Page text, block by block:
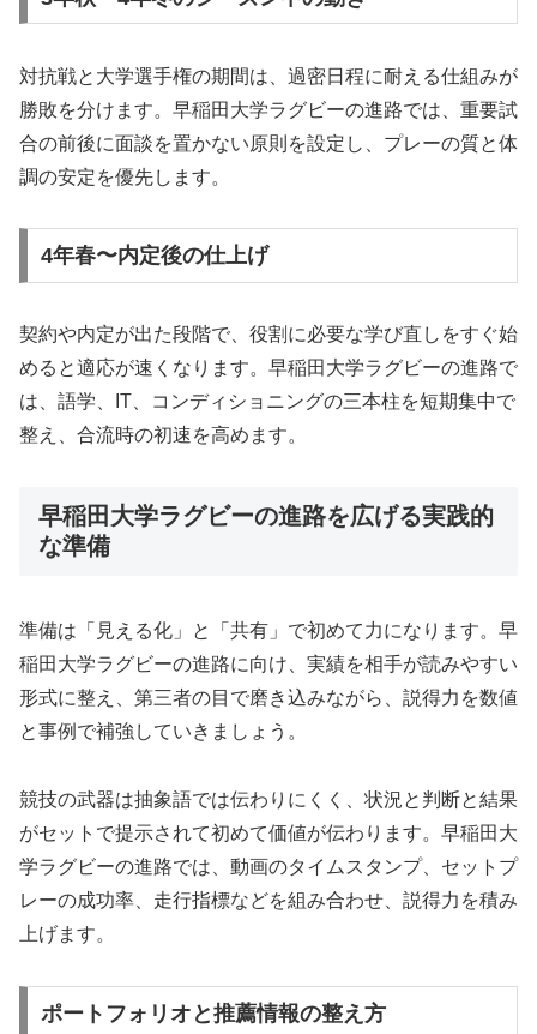
対抗戦と大学選手権の期間は、過密日程に耐える仕組みが
勝敗を分けます。早稲田大学ラグビーの進路では、重要試
合の前後に面談を置かない原則を設定し、プレーの質と体
調の安定を優先します。
4年春〜内定後の仕上げ
契約や内定が出た段階で、役割に必要な学び直しをすぐ始
めると適応が速くなります。早稲田大学ラグビーの進路で
は、語学、IT、コンディショニングの三本柱を短期集中で
整え、合流時の初速を高めます。
早稲田大学ラグビーの進路を広げる実践的
な準備
準備は「見える化」と「共有」で初めて力になります。早
稲田大学ラグビーの進路に向け、実績を相手が読みやすい
形式に整え、第三者の目で磨き込みながら、説得力を数値
と事例で補強していきましょう。
競技の武器は抽象語では伝わりにくく、状況と判断と結果
がセットで提示されて初めて価値が伝わります。早稲田大
学ラグビーの進路では、動画のタイムスタンプ、セットプ
レーの成功率、走行指標などを組み合わせ、説得力を積み
上げます。
ポートフォリオと推薦情報の整え方